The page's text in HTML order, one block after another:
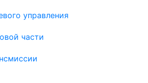
управления
части